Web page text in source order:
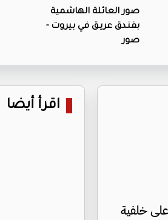
صور العائلة الهاشمية
بفنـدق عريـق في بيروت -
صور
والغرامة 20 ألف دينار، على خلفية
اقرأ أيضا